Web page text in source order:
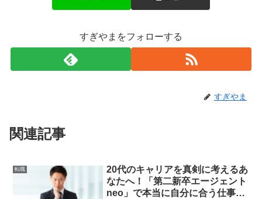
すぎやまをフォローする
すぎやま
関連記事
転職
20代のキャリアを真剣に考えるあ
なたへ！「第二新卒エージェント
neo」で本当に自分に合う仕事を